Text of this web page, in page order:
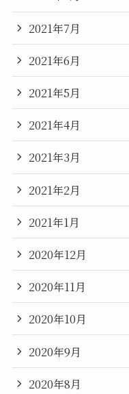
2021年7月
2021年6月
2021年5月
2021年4月
2021年3月
2021年2月
2021年1月
2020年12月
2020年11月
2020年10月
2020年9月
2020年8月